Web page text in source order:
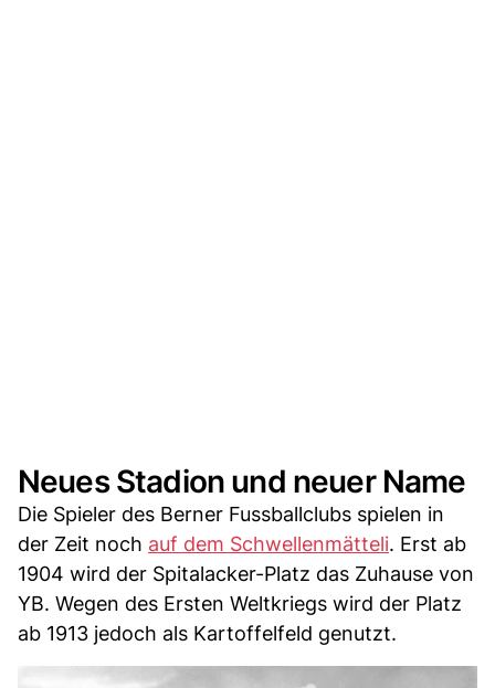
Neues Stadion und neuer Name
Die Spieler des Berner Fussballclubs spielen in
der Zeit noch auf dem Schwellenmätteli. Erst ab
1904 wird der Spitalacker-Platz das Zuhause von
YB. Wegen des Ersten Weltkriegs wird der Platz
ab 1913 jedoch als Kartoffelfeld genutzt.